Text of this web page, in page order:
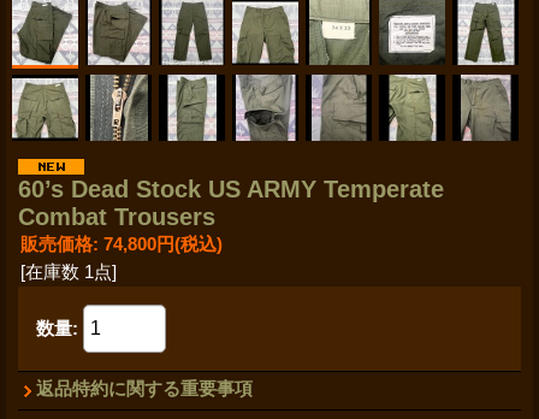
60’s Dead Stock US ARMY Temperate
Combat Trousers
販売価格: 74,800円(税込)
[在庫数 1点]
数量:
返品特約に関する重要事項